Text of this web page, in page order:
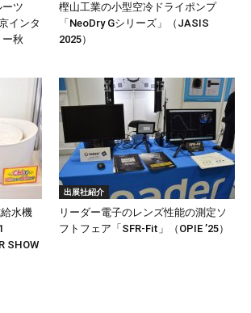
ツ
インタ
秋
樫山工業の小型空冷ドライポンプ
「NeoDry Gシリーズ」（JASIS
2025）
水機
SHOW
出展社紹介
リーダー電子のレンズ性能の測定ソ
フトフェア「SFR-Fit」（OPIE ’25）